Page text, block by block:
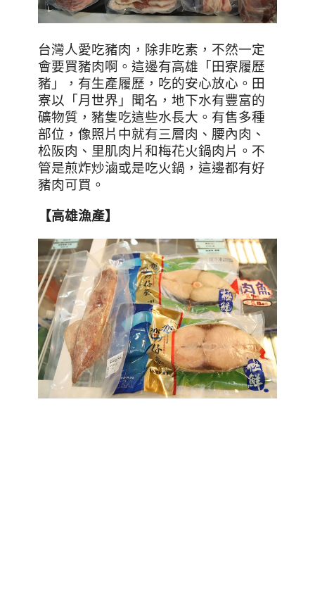
台灣人愛吃豬肉，除非吃素，不然一定
會要買豬肉啊。這邊有高雄「田寮履歷
豬」，有生產履歷，吃的安心放心。田
寮以「月世界」聞名，地下水有豐富的
礦物質，豬隻吃這些水長大。有售多種
部位，像照片中就有三層肉、腰內肉、
松阪肉、里肌肉片和梅花火鍋肉片。不
管是煎炸炒滷或是吃火鍋，這邊都有好
豬肉可買。
【高雄漁產】